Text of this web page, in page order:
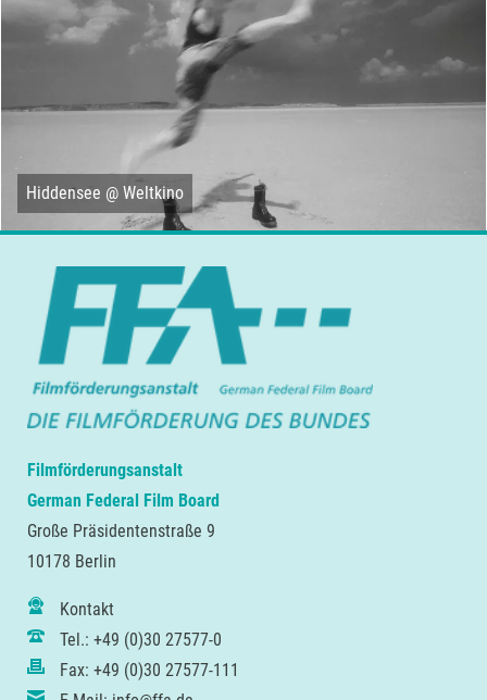
Hiddensee @ Weltkino
Filmförderungsanstalt
German Federal Film Board
Große Präsidentenstraße 9
10178 Berlin
Kontakt
Tel.: +49 (0)30 27577-0
Fax: +49 (0)30 27577-111